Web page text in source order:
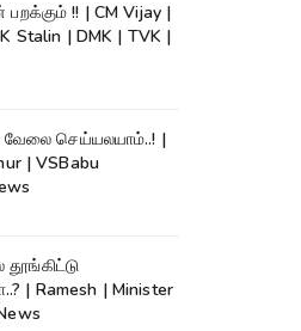
!! | CM Vijay |
Stalin | DMK | TVK |
வேலை செய்யலயாம்..! |
| VSBabu
| Ramesh | Minister